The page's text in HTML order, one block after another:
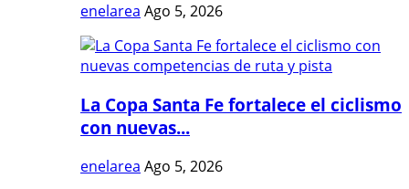
enelarea Ago 5, 2026
La Copa Santa Fe fortalece el ciclismo
con nuevas...
enelarea Ago 5, 2026